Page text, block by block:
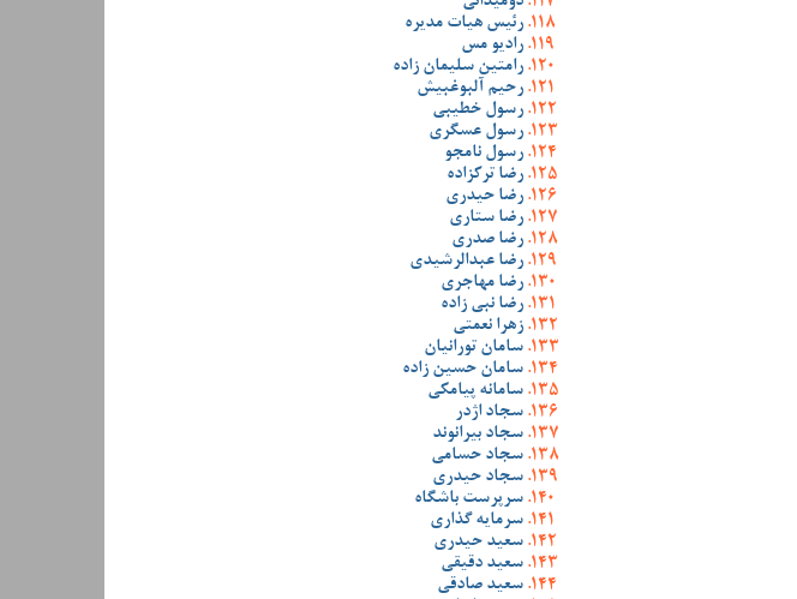
رئیس هیات مدیره
رادیو مس
رامتین سلیمان زاده
رحیم آلبوغبیش
رسول خطیبی
رسول عسگری
رسول نامجو
رضا ترکزاده
رضا حیدری
رضا ستاری
رضا صدری
رضا عبدالرشیدی
رضا مهاجری
رضا نبی زاده
زهرا نعمتی
سامان تورانیان
سامان حسین زاده
سامانه پیامکی
سجاد اژدر
سجاد بیرانوند
سجاد حسامی
سجاد حیدری
سرپرست باشگاه
سرمایه گذاری
سعید حیدری
سعید دقیقی
سعید صادقی